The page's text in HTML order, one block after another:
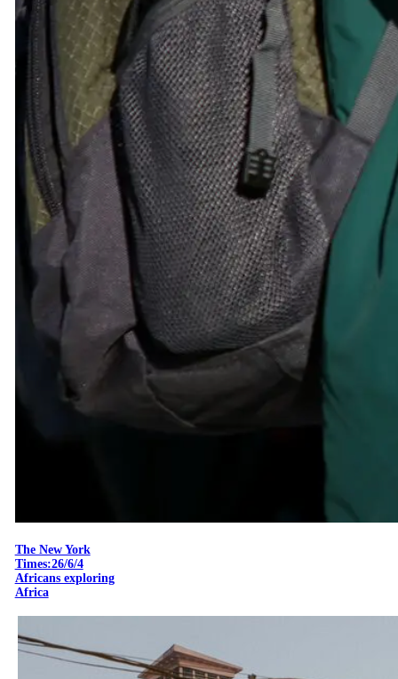
The New York
Times:26/6/4
Africans exploring
Africa